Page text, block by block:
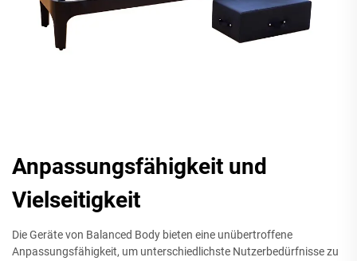
Anpassungsfähigkeit und
Vielseitigkeit
Die Geräte von Balanced Body bieten eine unübertroffene
Anpassungsfähigkeit, um unterschiedlichste Nutzerbedürfnisse zu